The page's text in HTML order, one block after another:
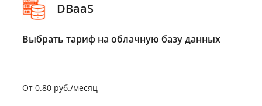
DBaaS
Выбрать тариф на облачную базу данных
От 0.80 руб./месяц